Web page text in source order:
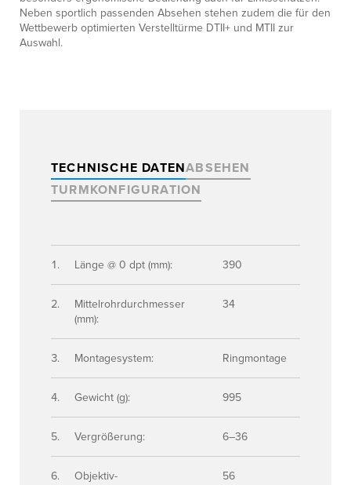
Neben sportlich passenden Absehen stehen zudem die für den
Wettbewerb optimierten Verstelltürme DTII+ und MTII zur
Auswahl.
TECHNISCHE DATENABSEHEN
TURMKONFIGURATION
Länge @ 0 dpt (mm): 390
Mittelrohrdurchmesser
(mm):
34
Montagesystem: Ringmontage
Gewicht (g): 995
Vergrößerung: 6–36
Objektiv-
56